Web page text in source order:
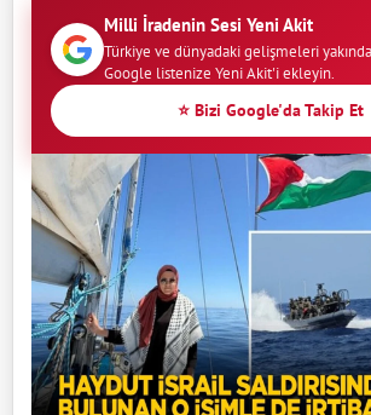
Milli İradenin Sesi Yeni Akit
Türkiye ve dünyadaki gelişmeleri
Google listenize Yeni Akit'i ekleyin.
⭐ Bizi Google'da Takip Et